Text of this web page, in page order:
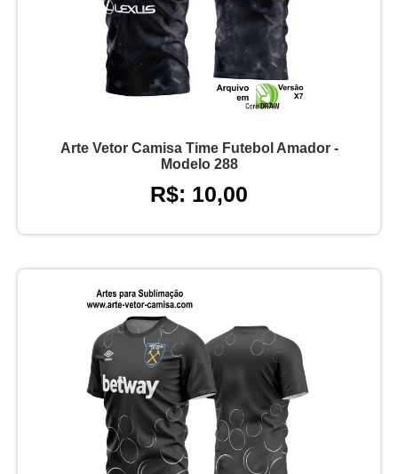
Arte Vetor Camisa Time Futebol Amador -
Modelo 288
R$: 10,00